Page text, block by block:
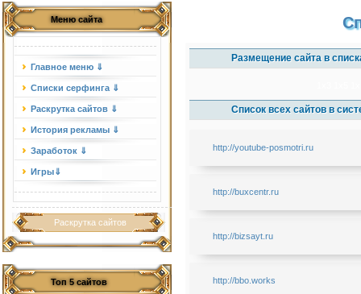
Меню сайта
Главное меню ⇓
Списки серфинга ⇓
Раскрутка сайтов ⇓
История рекламы ⇓
Заработок ⇓
Игры⇓
Раскрутка сайтов
Топ 5 сайтов
Размещение сайта в
Список всех сайтов в
http://youtube-posmotri.ru
http://buxcentr.ru
http://bizsayt.ru
http://bbo.works